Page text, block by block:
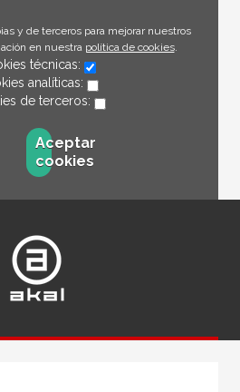
y de terceros para mejorar nuestros
en nuestra política de cookies.
técnicas:
analíticas:
de terceros:
Aceptar
cookies